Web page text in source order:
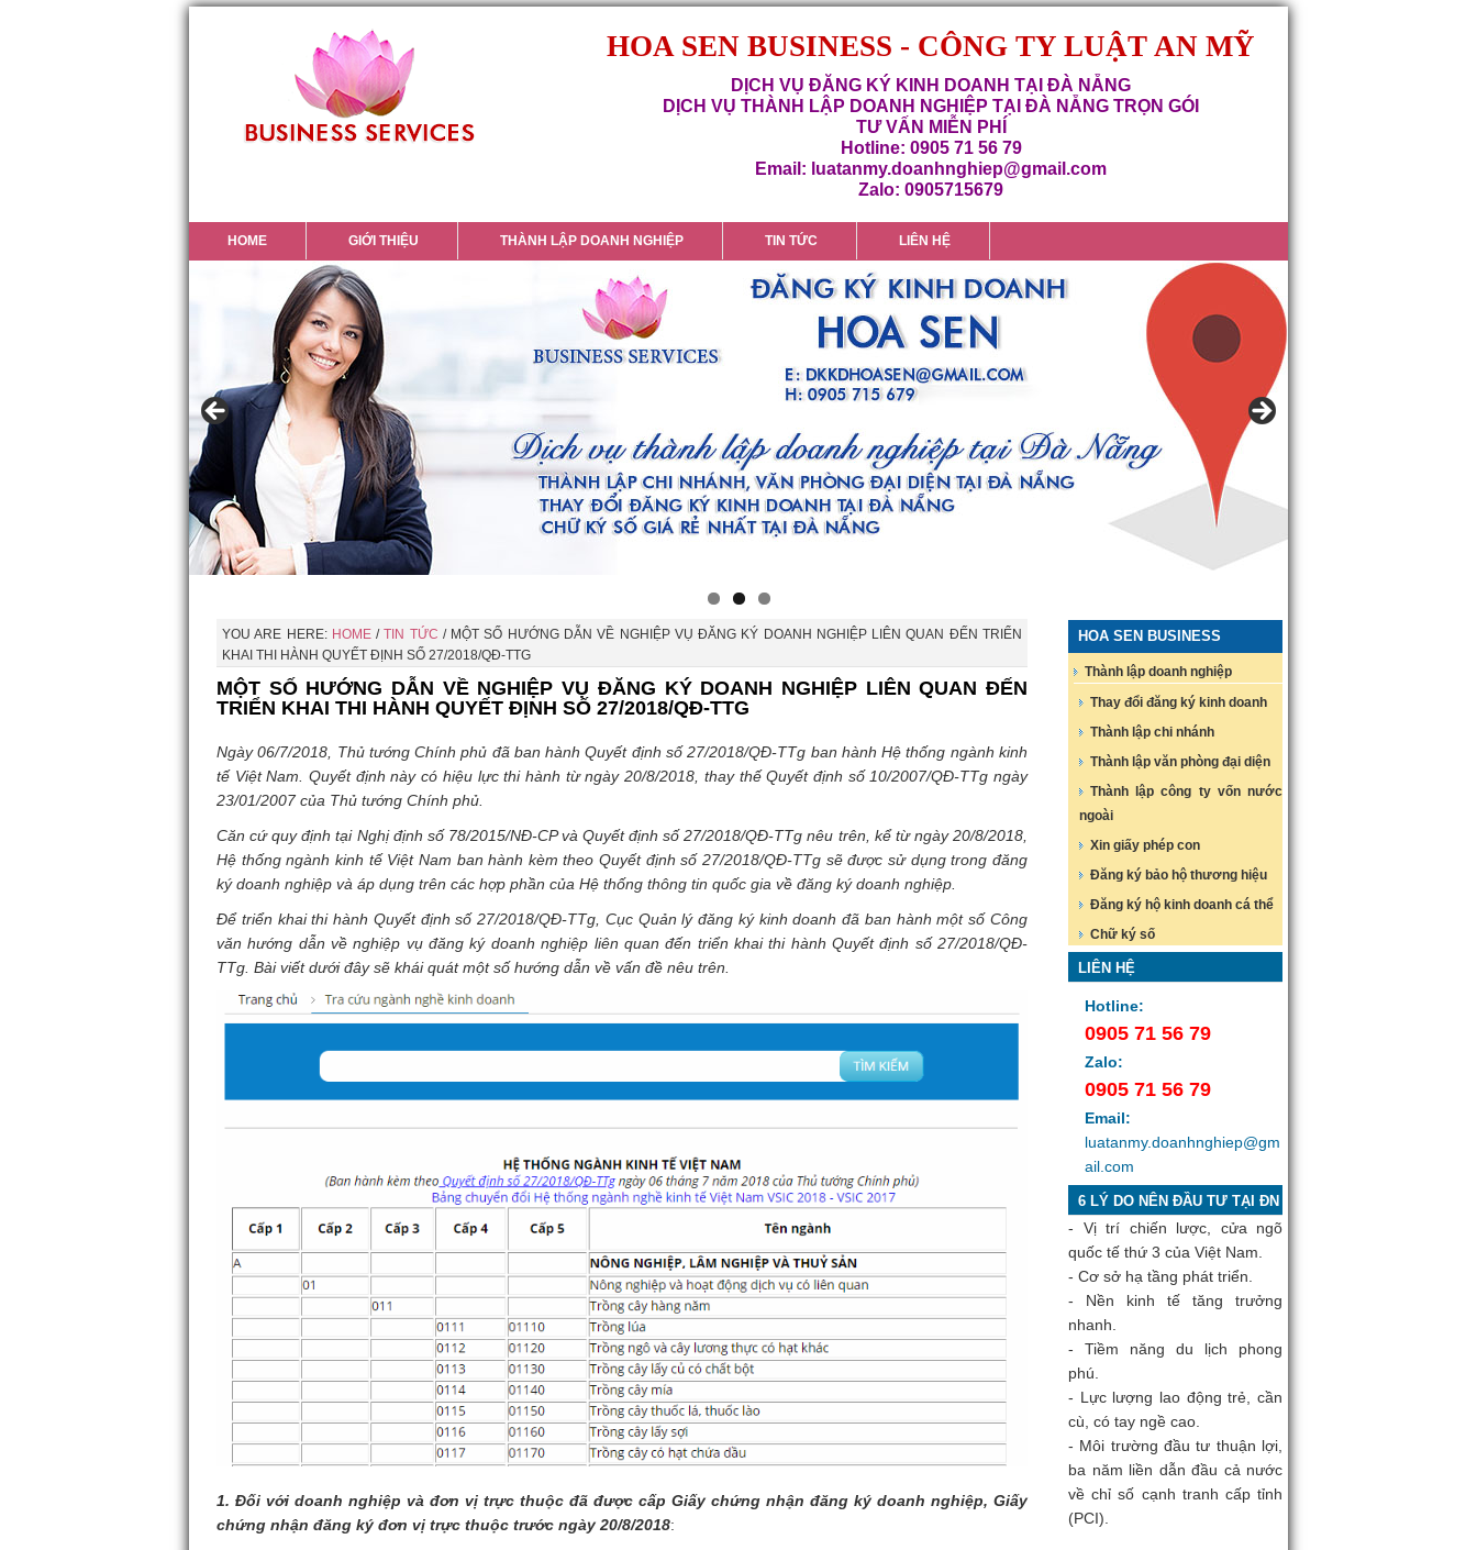
HOA SEN BUSINESS - CÔNG TY LUẬT AN MỸ
DỊCH VỤ ĐĂNG KÝ KINH DOANH TẠI ĐÀ NẴNG
DỊCH VỤ THÀNH LẬP DOANH NGHIỆP TẠI ĐÀ NẴNG TRỌN GÓI
TƯ VẤN MIỄN PHÍ
Hotline: 0905 71 56 79
Email: luatanmy.doanhnghiep@gmail.com
Zalo: 0905715679
HOME GIỚI THIỆU THÀNH LẬP DOANH NGHIỆP TIN TỨC LIÊN HỆ
YOU ARE HERE: HOME / TIN TỨC /MỘT SỐ HƯỚNG DẪN VỀ NGHIỆP VỤ ĐĂNG KÝ DOANH NGHIỆP LIÊN QUAN ĐẾN TRIỂN
KHAI THI HÀNH QUYẾT ĐỊNH SỐ 27/2018/QĐ-TTG
MỘT SỐ HƯỚNG DẪN VỀ NGHIỆP VỤ ĐĂNG KÝ DOANH NGHIỆP LIÊN QUAN ĐẾN
TRIỂN KHAI THI HÀNH QUYẾT ĐỊNH SỐ 27/2018/QĐ-TTG
Ngày 06/7/2018, Thủ tướng Chính phủ đã ban hành Quyết định số 27/2018/QĐ-TTg ban hành Hệ thống ngành kinh
tế Việt Nam. Quyết định này có hiệu lực thi hành từ ngày 20/8/2018, thay thế Quyết định số 10/2007/QĐ-TTg ngày
23/01/2007 của Thủ tướng Chính phủ.
Căn cứ quy định tại Nghị định số 78/2015/NĐ-CP và Quyết định số 27/2018/QĐ-TTg nêu trên, kể từ ngày 20/8/2018,
Hệ thống ngành kinh tế Việt Nam ban hành kèm theo Quyết định số 27/2018/QĐ-TTg sẽ được sử dụng trong đăng
ký doanh nghiệp và áp dụng trên các hợp phần của Hệ thống thông tin quốc gia về đăng ký doanh nghiệp.
Để triển khai thi hành Quyết định số 27/2018/QĐ-TTg, Cục Quản lý đăng ký kinh doanh đã ban hành một số Công
văn hướng dẫn về nghiệp vụ đăng ký doanh nghiệp liên quan đến triển khai thi hành Quyết định số 27/2018/QĐ-
TTg. Bài viết dưới đây sẽ khái quát một số hướng dẫn về vấn đề nêu trên.
1. Đối với doanh nghiệp và đơn vị trực thuộc đã được cấp Giấy chứng nhận đăng ký doanh nghiệp, Giấy
chứng nhận đăng ký đơn vị trực thuộc trước ngày 20/8/2018:
HOA SEN BUSINESS
Thành lập doanh nghiệp
Thay đổi đăng ký kinh doanh
Thành lập chi nhánh
Thành lập văn phòng đại diện
Thành lập công ty vốn nước
ngoài
Xin giấy phép con
Đăng ký bảo hộ thương hiệu
Đăng ký hộ kinh doanh cá thể
Chữ ký số
LIÊN HỆ
Hotline:
0905 71 56 79
Zalo:
0905 71 56 79
Email:
luatanmy.doanhnghiep@gm
ail.com
6 LÝ DO NÊN ĐẦU TƯ TẠI ĐN
- Vị trí chiến lược, cửa ngõ
quốc tế thứ 3 của Việt Nam.
- Cơ sở hạ tầng phát triển.
- Nền kinh tế tăng trưởng
nhanh.
- Tiềm năng du lịch phong
phú.
- Lực lượng lao động trẻ, cần
cù, có tay ngề cao.
- Môi trường đầu tư thuận lợi,
ba năm liền dẫn đầu cả nước
về chỉ số cạnh tranh cấp tỉnh
(PCI).